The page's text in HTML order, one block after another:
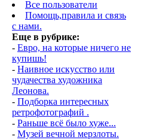
Все пользователи
Помощь,правила и связь
с нами.
Еще в рубрике:
- Евро, на которые ничего не
купишь!
- Наивное искусство или
чудачества художника
Леонова.
- Подборка интересных
ретрофотографий .
- Раньше всё было хуже...
- Музей вечной мерзлоты.